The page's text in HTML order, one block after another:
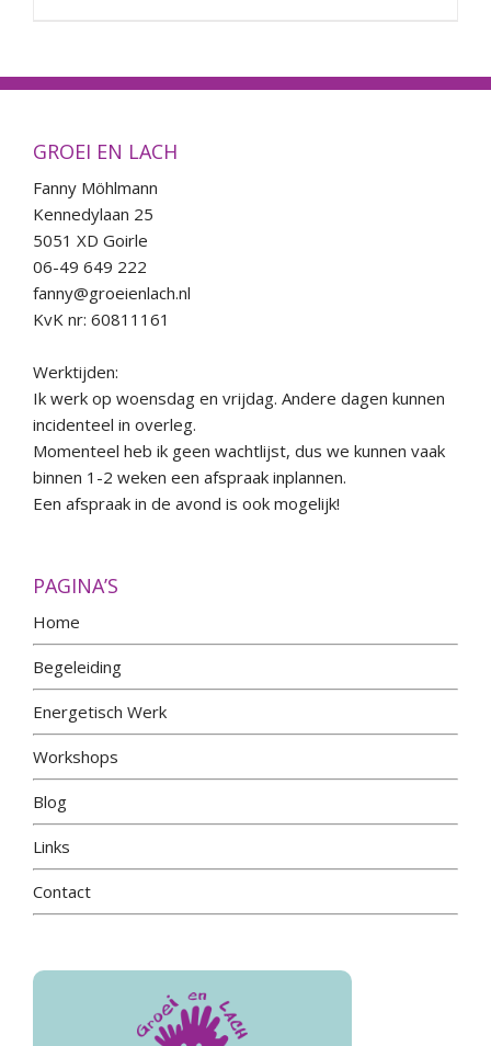
GROEI EN LACH
Fanny Möhlmann
Kennedylaan 25
5051 XD Goirle
06-49 649 222
fanny@groeienlach.nl
KvK nr: 60811161
Werktijden:
Ik werk op woensdag en vrijdag. Andere dagen kunnen
incidenteel in overleg.
Momenteel heb ik geen wachtlijst, dus we kunnen vaak
binnen 1-2 weken een afspraak inplannen.
Een afspraak in de avond is ook mogelijk!
PAGINA’S
Home
Begeleiding
Energetisch Werk
Workshops
Blog
Links
Contact